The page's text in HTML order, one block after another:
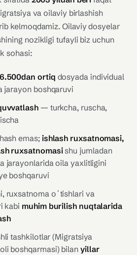
va oilaviy birlashish
kelmoqdamiz. Oilaviy dosyelar
nozikligi tufayli biz uchun
sohasi:
ortiq dosyada individual
jarayon boshqaruvi
— turkcha, ruscha,
emas; ishlash ruxsatnomasi,
ruxsatnomasishu jumladan
jarayonlarida oila yaxlitligini
boshqaruvi
ruxsatnoma oʻtishlari va
kabi muhim burilish nuqtalarida
tashkilotlar (Migratsiya
boshqarmasi) bilan yillar